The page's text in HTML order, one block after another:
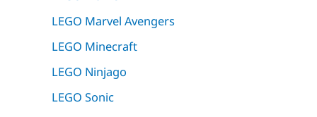
LEGO Marvel Avengers
LEGO Minecraft
LEGO Ninjago
LEGO Sonic